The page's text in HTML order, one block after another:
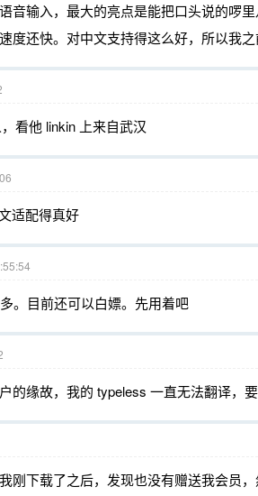
音输入，最大的亮点是能把口头说的啰
度还快。对中文支持得这么好，所以我
看他 linkin 上来自武汉
适配得真好
。目前还可以白嫖。先用着吧
的缘故，我的 typeless 一直无法翻译，
刚下载了之后，发现也没有赠送我会员